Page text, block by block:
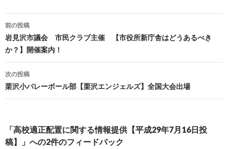
稿
ナ
ビ
ゲ
ー
シ
ン
前の投稿
岩見沢市議会 市民クラブ主催 【市役所新庁舎はどうあるべき
か？】開催案内！
次の投稿
栗沢小バレーボール部【栗沢エンジェルズ】全国大会出場
「高校適正配置に関する情報提供【平成29年7月16日投
稿】」への2件のフィードバック